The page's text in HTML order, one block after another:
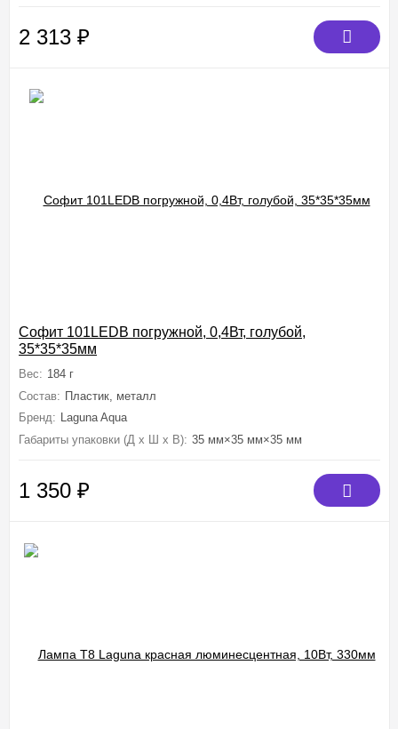
2 313 ₽
Софит 101LEDB погружной, 0,4Вт, голубой,
35*35*35мм
Вес: 184 г
Состав: Пластик, металл
Бренд: Laguna Aqua
Габариты упаковки (Д х Ш х В): 35 мм×35 мм×35 мм
1 350 ₽